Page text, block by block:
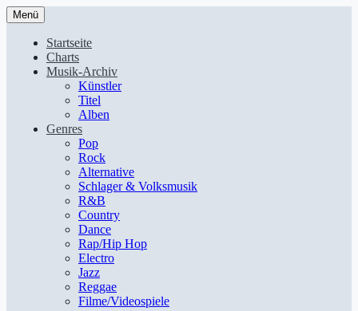
Menü
Startseite
Charts
Musik-Archiv
Künstler
Titel
Alben
Genres
Pop
Rock
Alternative
Schlager & Volksmusik
R&B
Country
Dance
Rap/Hip Hop
Electro
Jazz
Reggae
Filme/Videospiele